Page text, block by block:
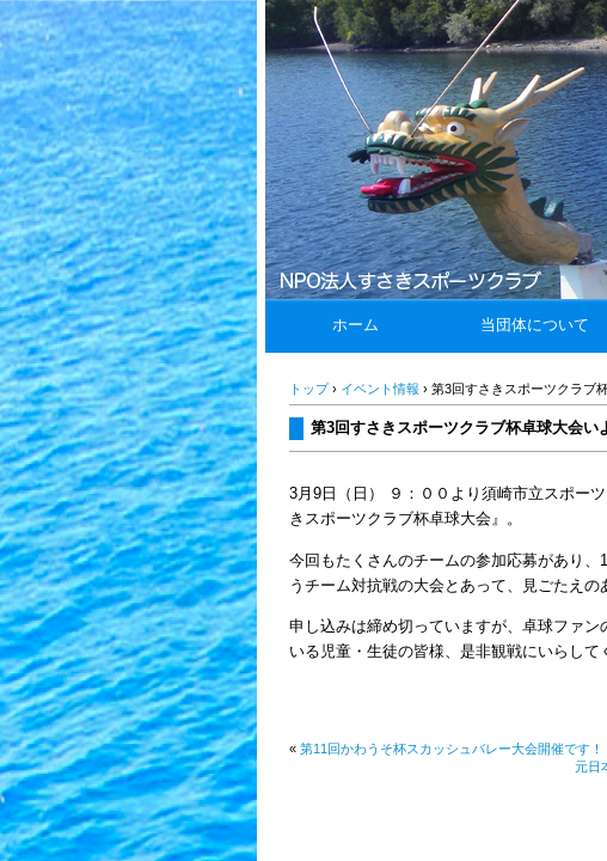
ホーム 当団体について
トップ › イベント情報 › 第3回すさきスポーツクラブ
第3回すさきスポーツクラブ杯卓球大会い
3月9日（日） ９：００より須崎市立スポー
きスポーツクラブ杯卓球大会』。
今回もたくさんのチームの参加応募があり
うチーム対抗戦の大会とあって、見ごたえの
申し込みは締め切っていますが、卓球ファ
いる児童・生徒の皆様、是非観戦にいらして
« 第11回かわうそ杯スカッシュバレー大会開催です！
元日